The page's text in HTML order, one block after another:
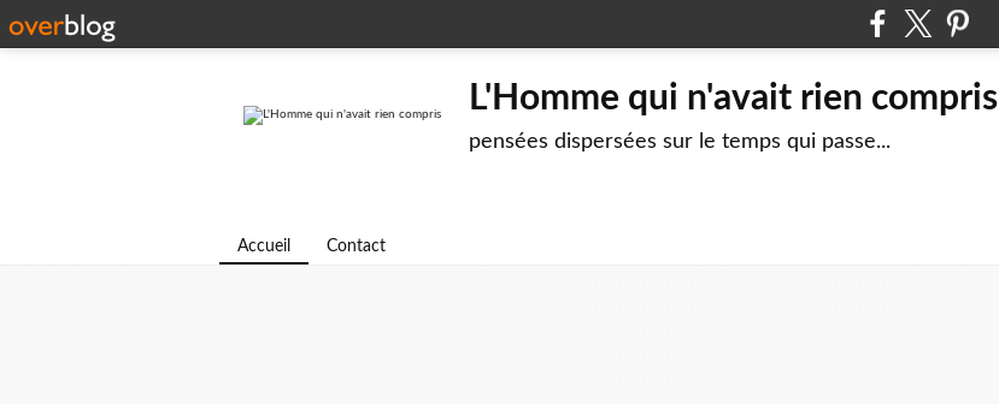
L'Homme qui n'avait rien compris
pensées dispersées sur le temps qui passe...
Accueil Contact